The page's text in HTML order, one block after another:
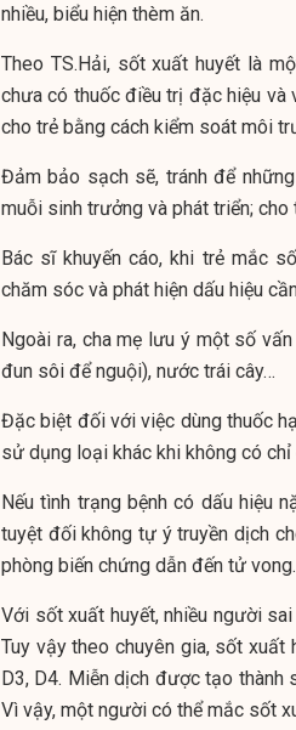
nhiều, biểu hiện thèm ăn.
Theo TS.Hải, sốt xuất huyết là
chưa có thuốc điều trị đặc hiệu và
cho trẻ bằng cách kiểm soát môi
Đảm bảo sạch sẽ, tránh để
muỗi sinh trưởng và phát triển;
Bác sĩ khuyến cáo, khi trẻ mắc
chăm sóc và phát hiện dấu hiệu
Ngoài ra, cha mẹ lưu ý một số
đun sôi để nguội), nước trái cây…
Đặc biệt đối với việc dùng thuốc
sử dụng loại khác khi không có
Nếu tình trạng bệnh có dấu hiệu
tuyệt đối không tự ý truyền dịch
phòng biến chứng dẫn đến tử vong.
Với sốt xuất huyết, nhiều người
Tuy vậy theo chuyên gia, sốt xuất
D3, D4. Miễn dịch được tạo thành
Vì vậy, một người có thể mắc sốt